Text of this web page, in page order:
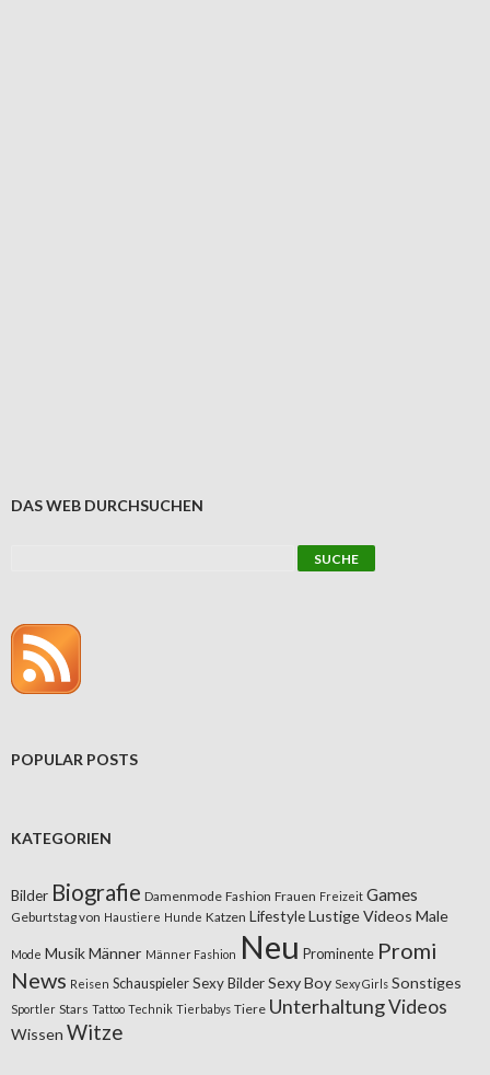
DAS WEB DURCHSUCHEN
POPULAR POSTS
KATEGORIEN
Bilder Biografie Damenmode Fashion Frauen Freizeit Games
Geburtstag von Haustiere Hunde Katzen LifestyleLustige Videos Male
Mode MusikMänner Männer Fashion Neu Prominente Promi
News Reisen Schauspieler Sexy BilderSexy Boy Sexy Girls Sonstiges
Sportler Stars Tattoo Technik Tierbabys Tiere UnterhaltungVideos
Wissen Witze